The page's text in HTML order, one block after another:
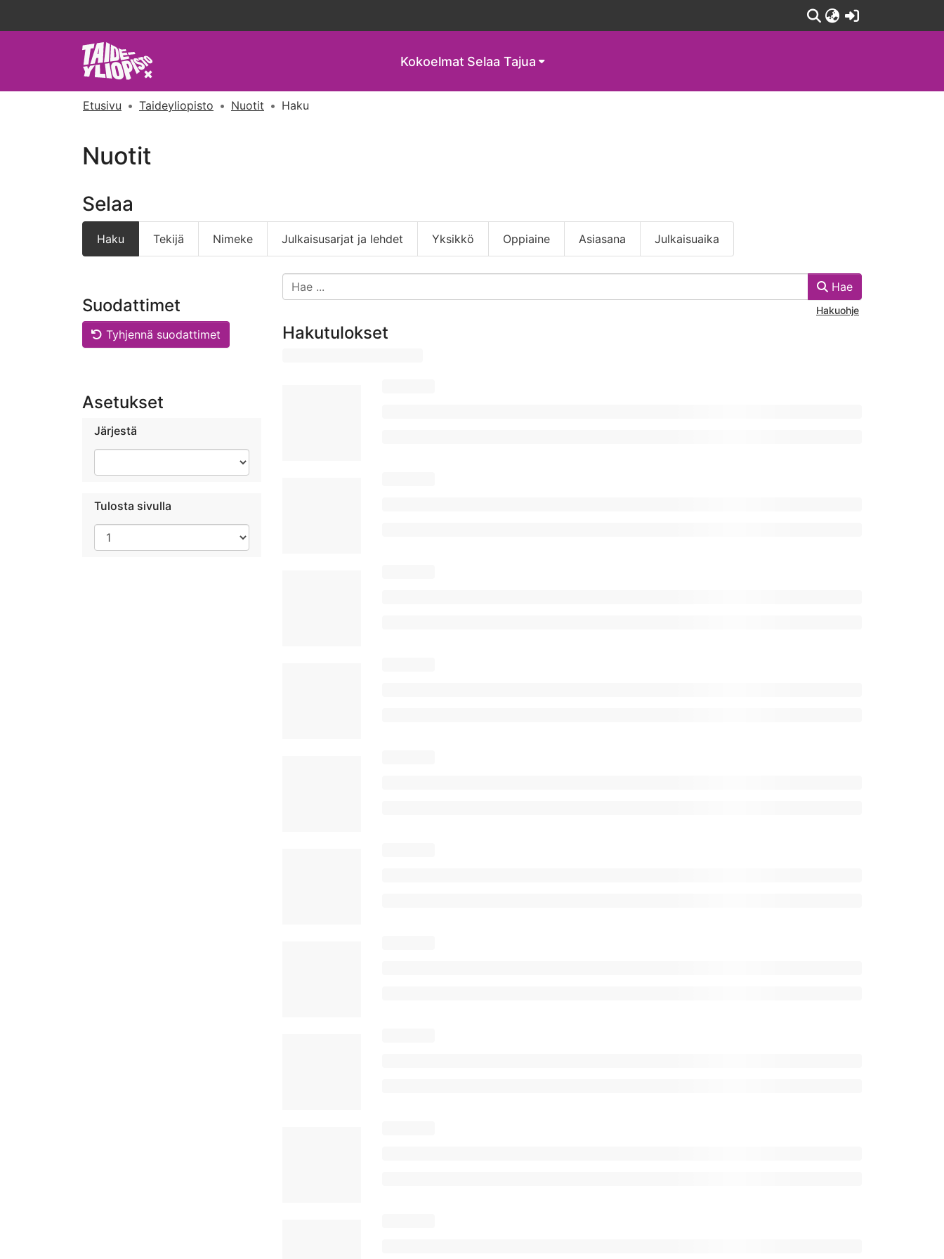
Kokoelmat Selaa Tajua
Etusivu Taideyliopisto Nuotit Haku
Nuotit
Selaa
Haku Tekijä Nimeke Julkaisusarjat ja lehdet Yksikkö Oppiaine Asiasana Julkaisuaika
Suodattimet
Tyhjennä suodattimet
Asetukset
Järjestä
Tulosta sivulla
Hae
Hakuohje
Hakutulokset